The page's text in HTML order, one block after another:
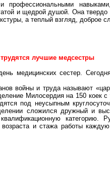
и щедрой душой. Она твердо
а теплый взгляд, доброе
лучшие медсестры
медицинских сестер.
войны и труда называют
Милосердия на 150 коек
под неусыпным
сложился дружный и
категорию.
и стажа работы